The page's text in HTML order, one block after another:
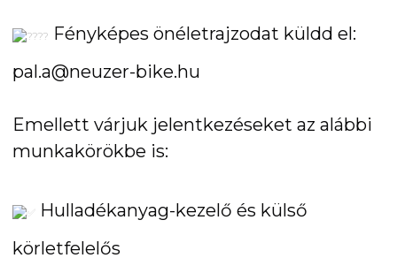
Fényképes önéletrajzodat küldd el:
pal.a@neuzer-bike.hu
Emellett várjuk jelentkezéseket az alábbi
munkakörökbe is:
Hulladékanyag-kezelő és külső
körletfelelős